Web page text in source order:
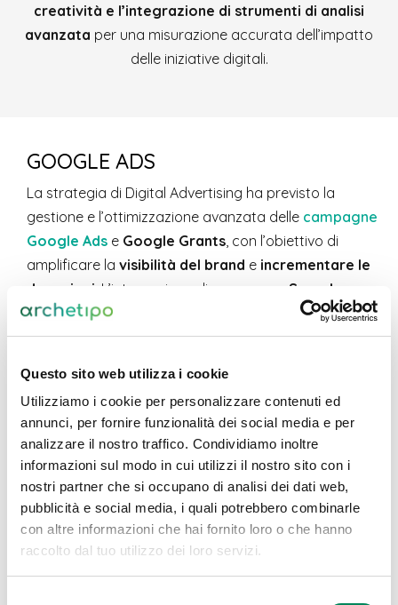
Questo sito web utilizza i cookie
Utilizziamo i cookie per personalizzare contenuti ed
annunci, per fornire funzionalità dei social media e per
analizzare il nostro traffico. Condividiamo inoltre
informazioni sul modo in cui utilizzi il nostro sito con i
nostri partner che si occupano di analisi dei dati web,
pubblicità e social media, i quali potrebbero combinarle
con altre informazioni che hai fornito loro o che hanno
raccolto dal tuo utilizzo dei loro servizi.
creatività e l’integrazione di strumenti di analisi
avanzata per una misurazione accurata dell’impatto
delle iniziative digitali.
GOOGLE ADS
La strategia di Digital Advertising ha previsto la
gestione e l’ottimizzazione avanzata delle campagne
Google Ads e Google Grants, con l’obiettivo di
amplificare la visibilità del brand e incrementare le
donazioni . L’integrazione di campagne Search
DisplayeYouTube
ha permesso di raggiungere un
pubblico altamente profilato in ogni fase del funnel di
del budget
strategie hanno ottimizzato il ROAS, garantendo il
miglioramento dei costi di acquisizione dei donatori
(CPA) e il massimo rendimento dagli investimenti
pubblicitari.